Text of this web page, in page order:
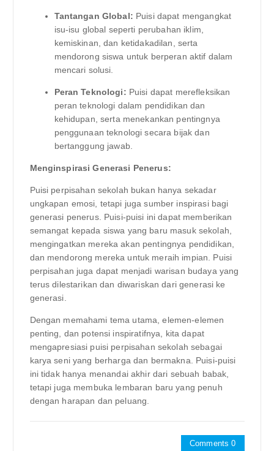
Tantangan Global: Puisi dapat mengangkat
isu-isu global seperti perubahan iklim,
kemiskinan, dan ketidakadilan, serta
mendorong siswa untuk berperan aktif dalam
mencari solusi.
Peran Teknologi: Puisi dapat merefleksikan
peran teknologi dalam pendidikan dan
kehidupan, serta menekankan pentingnya
penggunaan teknologi secara bijak dan
bertanggung jawab.
Menginspirasi Generasi Penerus:
Puisi perpisahan sekolah bukan hanya sekadar
ungkapan emosi, tetapi juga sumber inspirasi bagi
generasi penerus. Puisi-puisi ini dapat memberikan
semangat kepada siswa yang baru masuk sekolah,
mengingatkan mereka akan pentingnya pendidikan,
dan mendorong mereka untuk meraih impian. Puisi
perpisahan juga dapat menjadi warisan budaya yang
terus dilestarikan dan diwariskan dari generasi ke
generasi.
Dengan memahami tema utama, elemen-elemen
penting, dan potensi inspiratifnya, kita dapat
mengapresiasi puisi perpisahan sekolah sebagai
karya seni yang berharga dan bermakna. Puisi-puisi
ini tidak hanya menandai akhir dari sebuah babak,
tetapi juga membuka lembaran baru yang penuh
dengan harapan dan peluang.
Comments 0